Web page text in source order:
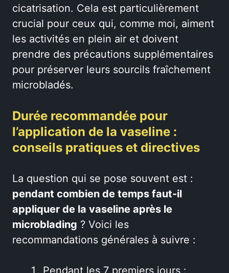
cicatrisation. Cela est particulièrement
crucial pour ceux qui, comme moi, aiment
les activités en plein air et doivent
prendre des précautions supplémentaires
pour préserver leurs sourcils fraîchement
microbladés.
Durée recommandée pour
l’application de la vaseline :
conseils pratiques et directives
La question qui se pose souvent est :
pendant combien de temps faut-il
appliquer de la vaseline après le
microblading ? Voici les
recommandations générales à suivre :